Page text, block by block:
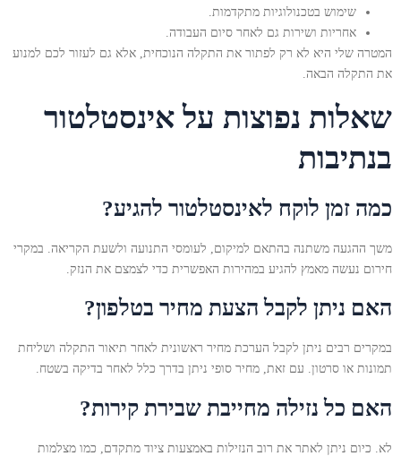
שימוש בטכנולוגיות מתקדמות.
אחריות ושירות גם לאחר סיום העבודה.
המטרה שלי היא לא רק לפתור את התקלה הנוכחית, אלא גם לעזור לכם למנוע
את התקלה הבאה.
שאלות נפוצות על אינסטלטור
בנתיבות
כמה זמן לוקח לאינסטלטור להגיע?
משך ההגעה משתנה בהתאם למיקום, לעומסי התנועה ולשעת הקריאה. במקרי
חירום נעשה מאמץ להגיע במהירות האפשרית כדי לצמצם את הנזק.
האם ניתן לקבל הצעת מחיר בטלפון?
במקרים רבים ניתן לקבל הערכת מחיר ראשונית לאחר תיאור התקלה ושליחת
תמונות או סרטון. עם זאת, מחיר סופי ניתן בדרך כלל לאחר בדיקה בשטח.
האם כל נזילה מחייבת שבירת קירות?
לא. כיום ניתן לאתר את רוב הנזילות באמצעות ציוד מתקדם, כמו מצלמות